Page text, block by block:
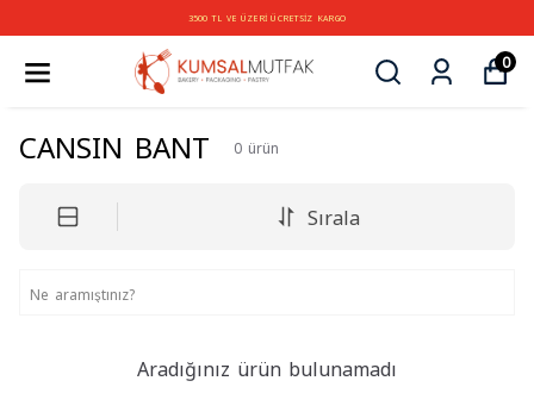
3500 TL VE ÜZERİ ÜCRETSİZ KARGO
0
CANSIN BANT 0 ürün
Sırala
Aradığınız ürün bulunamadı